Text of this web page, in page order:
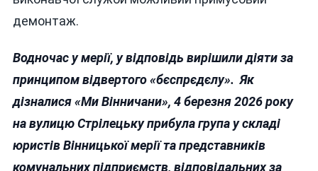
демонтаж.
Водночас у мерії, у відповідь вирішили діяти за
принципом відвертого «бєспрєдєлу». Як
дізналися «Ми Вінничани», 4 березня 2026 року
на вулицю Стрілецьку прибула група у складі
юристів Вінницької мерії та представників
комунальних підприємств, відповідальних за